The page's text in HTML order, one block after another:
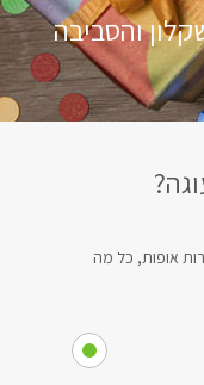
והסביבה
אופות, כל מה